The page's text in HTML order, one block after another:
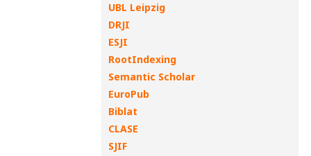
UBL Leipzig
DRJI
ESJI
RootIndexing
Semantic Scholar
EuroPub
Biblat
CLASE
SJIF